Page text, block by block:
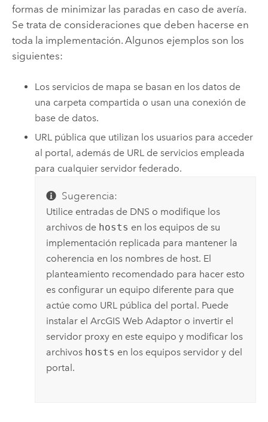
formas de minimizar las paradas en caso de avería.
Se trata de consideraciones que deben hacerse en
toda la implementación. Algunos ejemplos son los
siguientes:
Los servicios de mapa se basan en los datos de
una carpeta compartida o usan una conexión de
base de datos.
URL pública que utilizan los usuarios para acceder
al portal, además de URL de servicios empleada
para cualquier servidor federado.
Sugerencia:
Utilice entradas de DNS o modifique los
archivos de hosts en los equipos de su
implementación replicada para mantener la
coherencia en los nombres de host. El
planteamiento recomendado para hacer esto
es configurar un equipo diferente para que
actúe como URL pública del portal. Puede
instalar el ArcGIS Web Adaptoro invertir el
servidor proxy en este equipo y modificar los
archivos hosts en los equipos servidor y del
portal.